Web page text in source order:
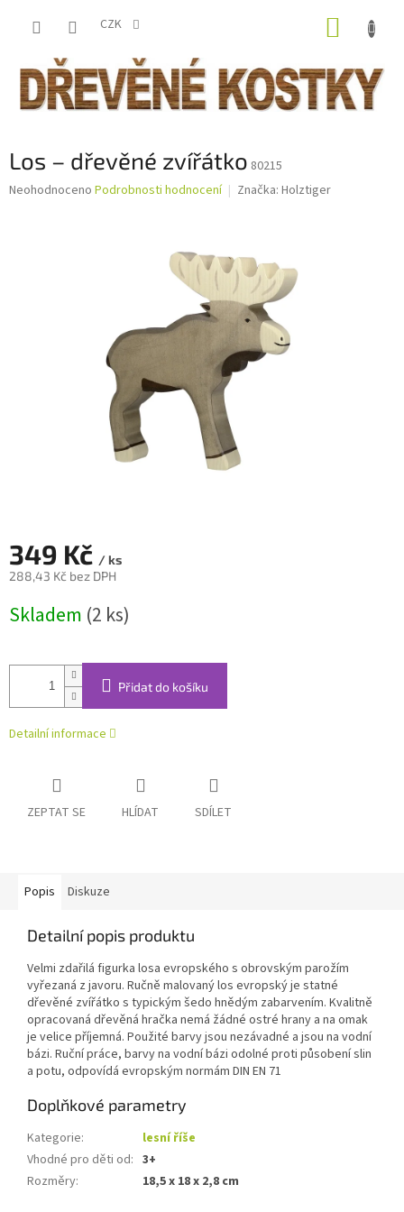
CZK
Los – dřevěné zvířátko 80215
Průměrné
Neohodnoceno Podrobnosti hodnocení Značka: Holztiger
349 Kč / ks
288,43 Kč bez DPH
cena:
Skladem (2 ks)
Přidat do košíku
Detailní informace
ZEPTAT SE HLÍDAT SDÍLET
Popis Diskuze
Detailní popis produktu
Velmi zdařilá figurka losa evropského s obrovským parožím
vyřezaná z javoru. Ručně malovaný los evropský je statné
dřevěné zvířátko s typickým šedo hnědým zabarvením. Kvalitně
opracovaná dřevěná hračka nemá žádné ostré hrany a na omak
je velice příjemná. Použité barvy jsou nezávadné a jsou na vodní
bázi. Ruční práce, barvy na vodní bázi odolné proti působení slin
a potu, odpovídá evropským normám DIN EN 71
Doplňkové parametry
Kategorie:
lesní říše
Vhodné pro děti od: 3+
Rozměry: 18,5 x 18 x 2,8 cm